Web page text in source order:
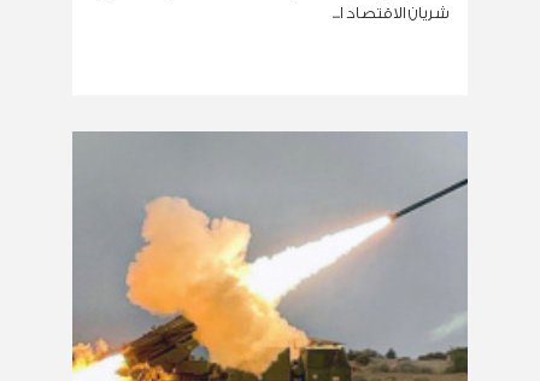
شريان الاقتصاد ا...